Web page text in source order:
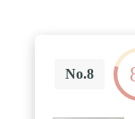
No.8